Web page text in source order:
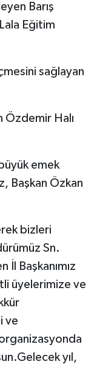
Barış
Eğitim
sağlayan
Özdemir Halı
emek
Başkan Özkan
bizleri
Sn.
İl Başkanımız
üyelerimize ve
ve
yıl,